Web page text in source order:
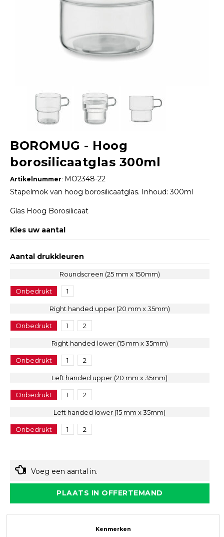
BOROMUG - Hoog
borosilicaatglas 300ml
Artikelnummer: MO2348-22
Stapelmok van hoog borosilicaatglas. Inhoud: 300ml
Glas Hoog Borosilicaat
Kies uw aantal
Aantal drukkleuren
Roundscreen (25 mm x 150mm)
Onbedrukt 1
Right handed upper (20 mm x 35mm)
Onbedrukt 1 2
Right handed lower (15 mm x 35mm)
Onbedrukt 1 2
Left handed upper (20 mm x 35mm)
Onbedrukt 1 2
Left handed lower (15 mm x 35mm)
Onbedrukt 1 2
Voeg een aantal in.
PLAATS IN OFFERTEMAND
Kenmerken